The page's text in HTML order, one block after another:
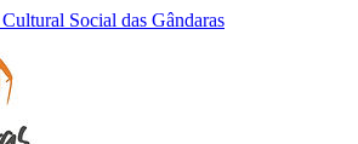
Social das Gândaras